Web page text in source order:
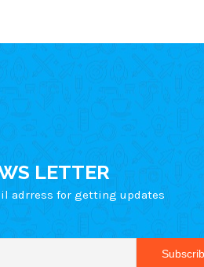
LETTER
adrress for getting updates